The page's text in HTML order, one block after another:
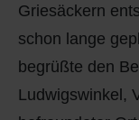
Griesäckern
schon lange
begrüßte den
Ludwigswinkel,